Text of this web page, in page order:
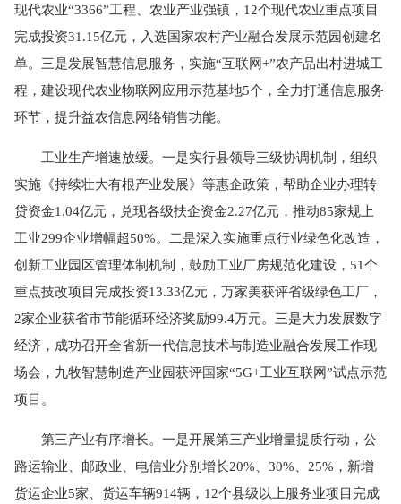
现代农业“3366”工程、农业产业强镇，12个现代农业重点项目
完成投资31.15亿元，入选国家农村产业融合发展示范园创建名
单。三是发展智慧信息服务，实施“互联网+”农产品出村进城工
程，建设现代农业物联网应用示范基地5个，全力打通信息服务
环节，提升益农信息网络销售功能。
工业生产增速放缓。一是实行县领导三级协调机制，组织
实施《持续壮大有根产业发展》等惠企政策，帮助企业办理转
贷资金1.04亿元，兑现各级扶企资金2.27亿元，推动85家规上
工业299企业增幅超50%。二是深入实施重点行业绿色化改造，
创新工业园区管理体制机制，鼓励工业厂房规范化建设，51个
重点技改项目完成投资13.33亿元，万家美获评省级绿色工厂，
2家企业获省市节能循环经济奖励99.4万元。三是大力发展数字
经济，成功召开全省新一代信息技术与制造业融合发展工作现
场会，九牧智慧制造产业园获评国家“5G+工业互联网”试点示范
项目。
第三产业有序增长。一是开展第三产业增量提质行动，公
路运输业、邮政业、电信业分别增长20%、30%、25%，新增
货运企业5家、货运车辆914辆，12个县级以上服务业项目完成